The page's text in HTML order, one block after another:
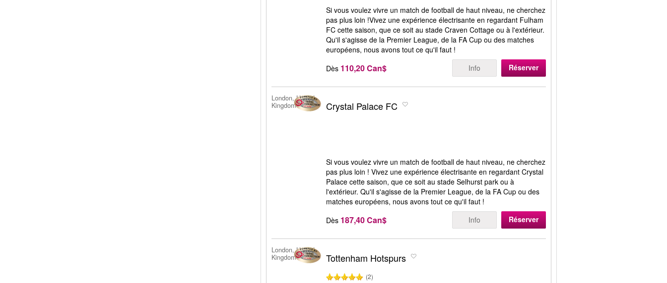
Si vous voulez vivre un match de football de haut niveau, ne cherchez
pas plus loin !Vivez une expérience électrisante en regardant Fulham
FC cette saison, que ce soit au stade Craven Cottage ou à l'extérieur.
Qu'il s'agisse de la Premier League, de la FA Cup ou des matches
européens, nous avons tout ce qu'il faut !
Dès 110,20 Can$ Info Réserver
London, United
Kingdom
Crystal Palace FC
Si vous voulez vivre un match de football de haut niveau, ne cherchez
pas plus loin ! Vivez une expérience électrisante en regardant Crystal
Palace cette saison, que ce soit au stade Selhurst park ou à
l'extérieur. Qu'il s'agisse de la Premier League, de la FA Cup ou des
matches européens, nous avons tout ce qu'il faut !
Dès 187,40 Can$ Info Réserver
London, United
Kingdom
Tottenham Hotspurs
(2)